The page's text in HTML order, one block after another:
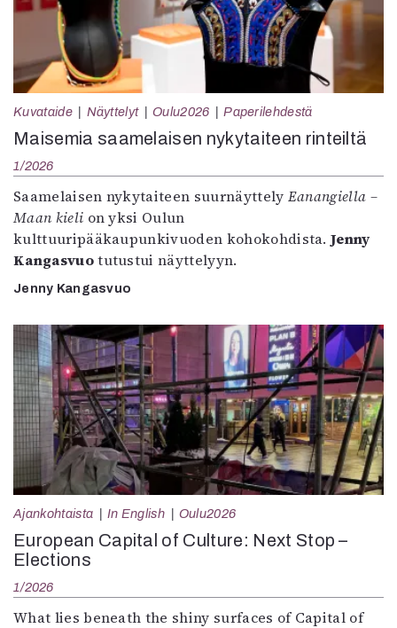
Kuvataide Näyttelyt Oulu2026 Paperilehdestä
Maisemia saamelaisen nykytaiteen rinteiltä
1/2026
Saamelaisen nykytaiteen suurnäyttely Eanangiella –
Maan kieli on yksi Oulun
kulttuuripääkaupunkivuoden kohokohdista.Jenny
Kangasvuotutustui näyttelyyn.
Jenny Kangasvuo
Ajankohtaista In English Oulu2026
European Capital of Culture: Next Stop –
Elections
1/2026
What lies beneath the shiny surfaces of Capital of